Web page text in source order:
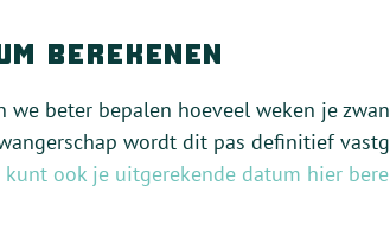
berekenen
beter bepalen hoeveel weken je
wordt dit pas definitief
kunt ook je uitgerekende datum hier